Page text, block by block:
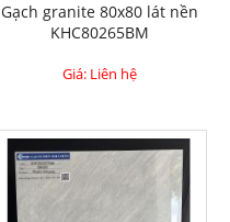
Gạch granite 80x80 lát nền
KHC80265BM
Giá: Liên hệ